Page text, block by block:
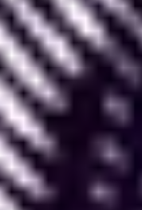
allons évoquer
I. A quoi
1. Design de
Figma